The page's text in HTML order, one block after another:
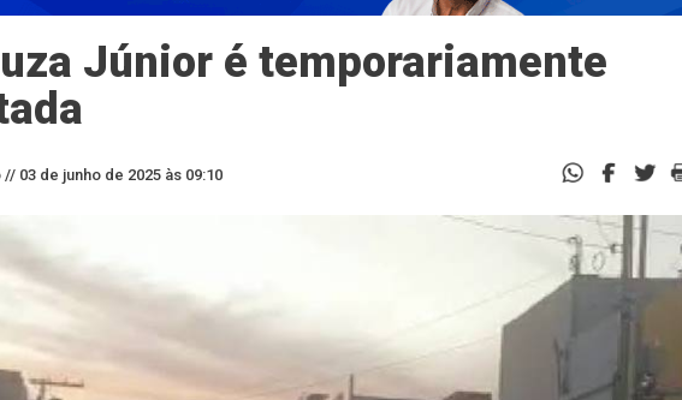
Júnior é temporariamente
// 03 de junho de 2025 às 09:10